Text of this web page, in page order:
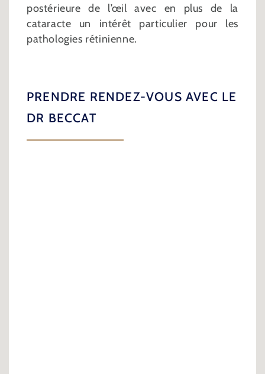
postérieure de l’œil avec en plus de la
cataracte un intérêt particulier pour les
pathologies rétinienne.
PRENDRE RENDEZ-VOUS AVEC LE
DR BECCAT